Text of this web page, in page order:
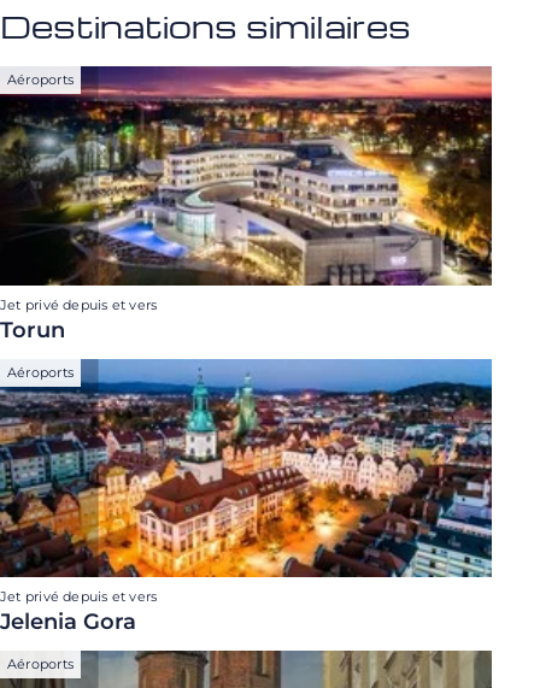
Destinations similaires
Aéroports
Jet privé depuis et vers
Torun
Aéroports
Jet privé depuis et vers
Jelenia Gora
Aéroports